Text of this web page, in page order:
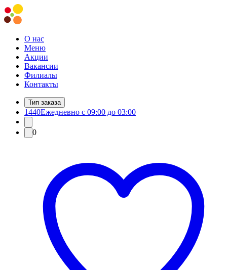
О нас
Меню
Акции
Вакансии
Филиалы
Контакты
Тип заказа
1440Ежедневно с 09:00 до 03:00
0